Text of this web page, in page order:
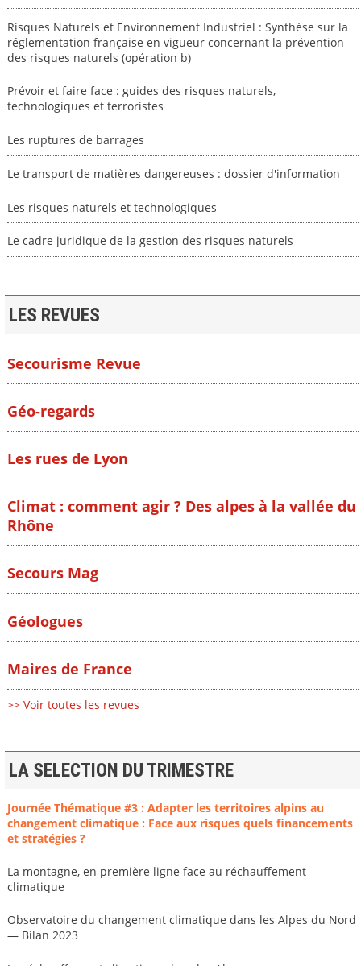
Risques Naturels et Environnement Industriel : Synthèse sur la
réglementation française en vigueur concernant la prévention
des risques naturels (opération b)
Prévoir et faire face : guides des risques naturels,
technologiques et terroristes
Les ruptures de barrages
Le transport de matières dangereuses : dossier d'information
Les risques naturels et technologiques
Le cadre juridique de la gestion des risques naturels
LES REVUES
Secourisme Revue
Géo-regards
Les rues de Lyon
Climat : comment agir ? Des alpes à la vallée du
Rhône
Secours Mag
Géologues
Maires de France
>> Voir toutes les revues
LA SELECTION DU TRIMESTRE
Journée Thématique #3 : Adapter les territoires alpins au
changement climatique : Face aux risques quels financements
et stratégies ?
La montagne, en première ligne face au réchauffement
climatique
Observatoire du changement climatique dans les Alpes du Nord
— Bilan 2023